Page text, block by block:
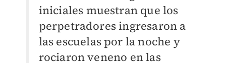
iniciales muestran que los
perpetradores ingresaron a
las escuelas por la noche y
rociaron veneno en las